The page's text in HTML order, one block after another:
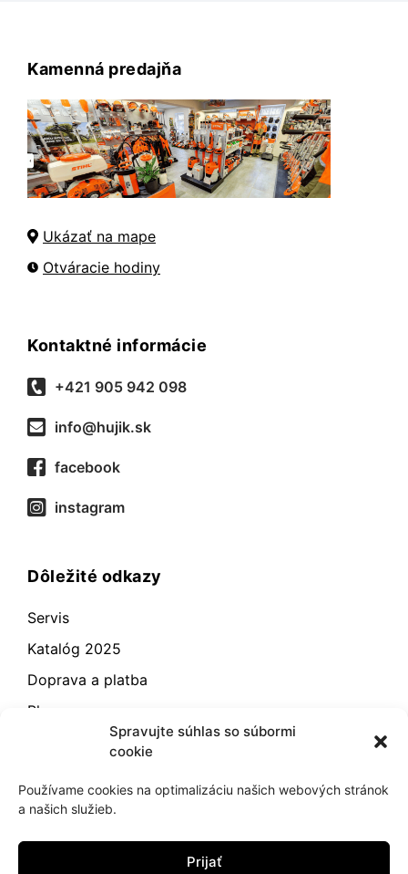
Spravujte súhlas so súbormi
cookie
Používame cookies na optimalizáciu našich webových stránok
a našich služieb.
Prijať
Kamenná predajňa
Ukázať na mape
Otváracie hodiny
Kontaktné informácie
+421 905 942 098
info@hujik.sk
facebook
instagram
Dôležité odkazy
Servis
Katalóg 2025
Doprava a platba
Blog
Odstúpenie od zmluvy